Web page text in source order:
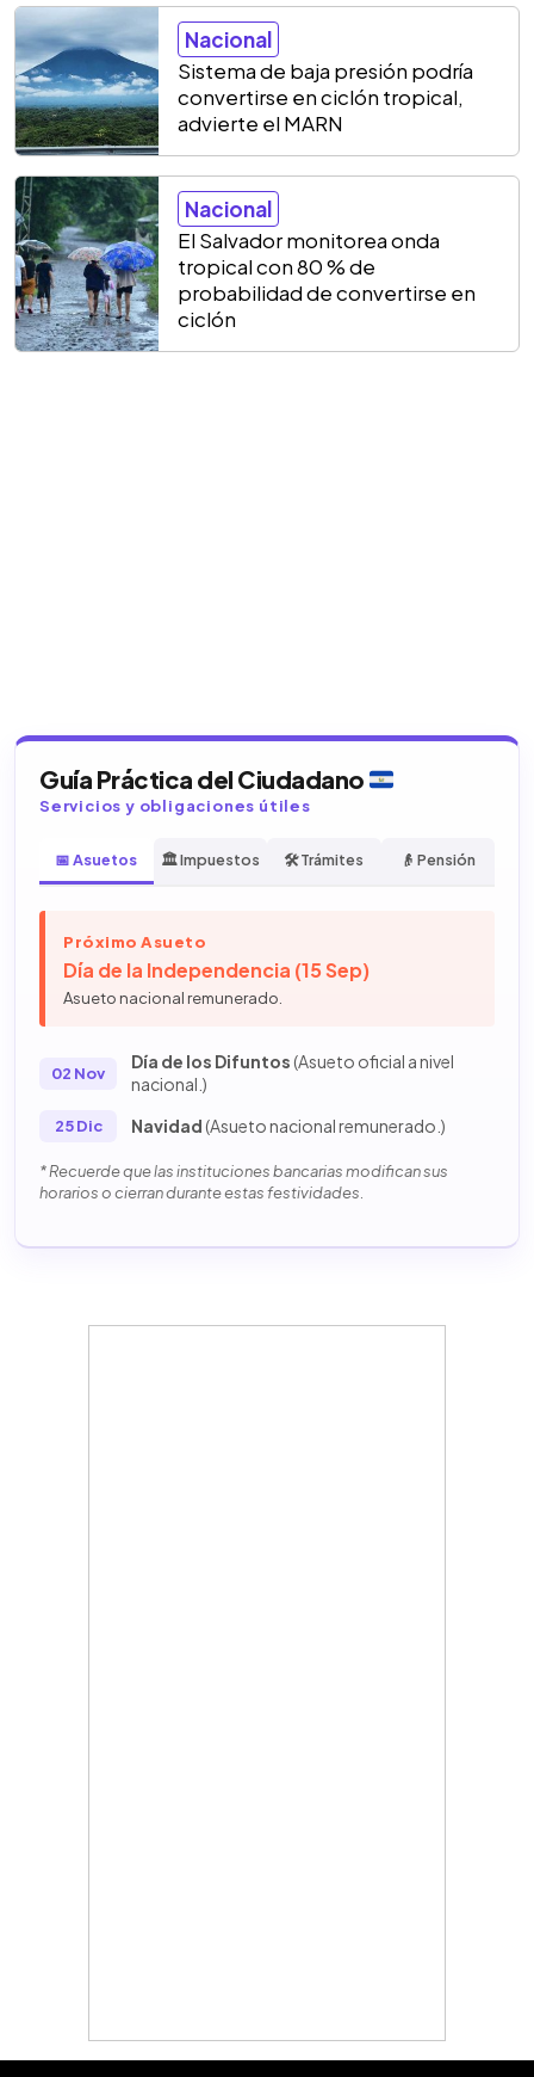
Nacional
Sistema de baja presión podría
convertirse en ciclón tropical,
advierte el MARN
Nacional
El Salvador monitorea onda
tropical con 80 % de
probabilidad de convertirse en
ciclón
Guía Práctica del Ciudadano
Servicios y obligaciones útiles
📅 Asuetos 🏛️ Impuestos 🛠️ Trámites 👴 Pensión
Próximo Asueto
Día de la Independencia (15 Sep)
Asueto nacional remunerado.
02 Nov
Día de los Difuntos(Asueto oficial a nivel
nacional.)
25 Dic Navidad(Asueto nacional remunerado.)
* Recuerde que las instituciones bancarias modifican sus
horarios o cierran durante estas festividades.